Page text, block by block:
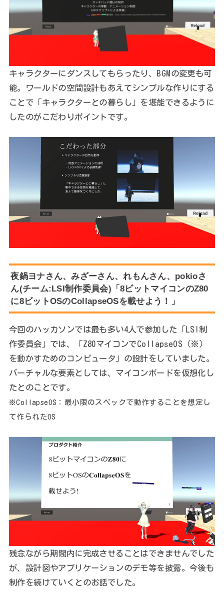
キャラクターにダンスしてもらったり、BGMの変更も可
能。ワールドの空間設計もあえてシンプルな作りにする
ことで「キャラクターとの暮らし」を堪能できるように
したのがこだわりポイントです。
夜鍋ヨナさん、みざーさん、れもんさん、pokioさ
ん(チーム:LSI制作委員会)「8ビットマイコンのZ80
に8ビットOSのCollapseOSを載せよう！」
今回のハッカソンでは最も多い4人で参加した「LSI制
作委員会」では、「Z80マイコンでCollapseOS（※）
を動かすためのコンピュータ」の設計をしていました。
バーチャルな要素としては、マイコンボードを仮想化し
たとのことです。
※CollapseOS：最小限のスペックで動作することを想定し
て作られたOS
残念ながら期間内に完成させることはできませんでした
が、設計図やアプリケーションのデモ等を披露。今後も
制作を続けていくとのお話でした。